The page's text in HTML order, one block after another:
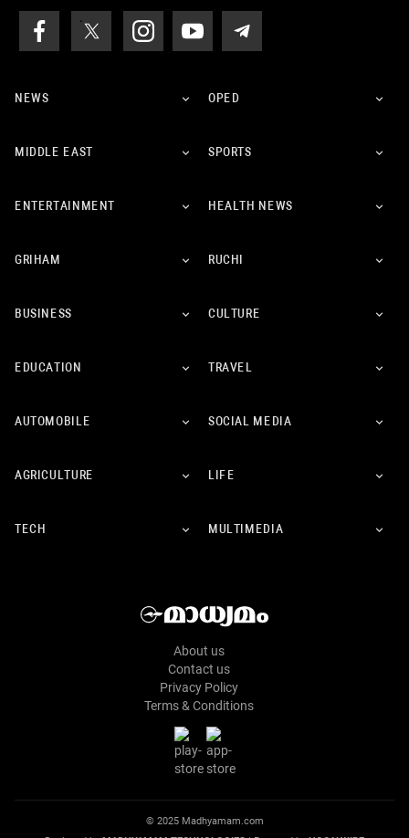
NEWS OPED
MIDDLE EAST SPORTS
ENTERTAINMENT HEALTH NEWS
GRIHAM RUCHI
BUSINESS CULTURE
EDUCATION TRAVEL
AUTOMOBILE SOCIAL MEDIA
AGRICULTURE LIFE
TECH MULTIMEDIA
About us
Contact us
Privacy Policy
Terms & Conditions
© 2025 Madhyamam.com